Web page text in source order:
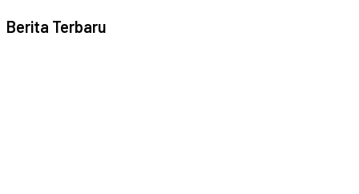
Berita Terbaru